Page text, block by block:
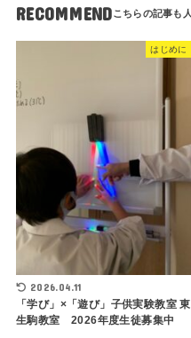
RECOMMEND
はじめに
2026.04.11
「学び」×「遊び」子供実験教室 東
生駒教室 2026年度生徒募集中